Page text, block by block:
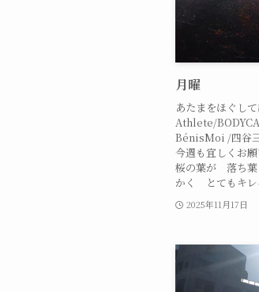
月曜
あたまをほぐし
Athlete/
BénisMoi /四谷
今週も宜しくお
桜の葉が 落ち
かく とてもキレ
2025年11月17日